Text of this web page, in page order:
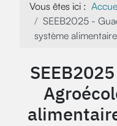
Vous êtes ici :
SEEB2025 -
système